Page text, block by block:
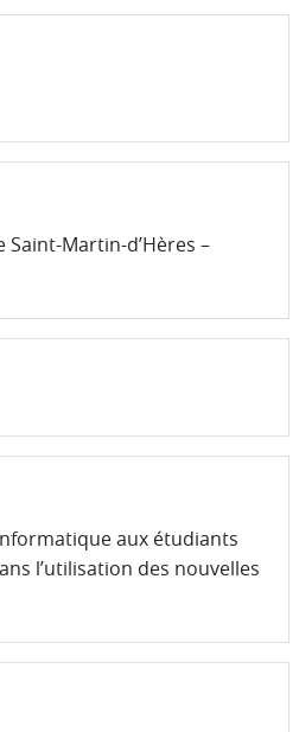
Martin-d’Hères –
aux étudiants
l’utilisation des nouvelles